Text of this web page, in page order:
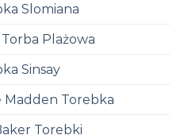
Slomiana
Plażowa
Sinsay
Madden Torebka
Torebki